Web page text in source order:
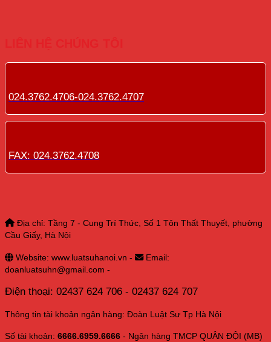
024.3762.4706-024.3762.4707
FAX: 024.3762.4708
Địa chỉ: Tầng 7 - Cung Trí Thức, Số 1 Tôn Thất Thuyết, phường
Cầu Giấy, Hà Nội
Website: www.luatsuhanoi.vn -
Email:
doanluatsuhn@gmail.com -
Điện thoại: 02437 624 706 - 02437 624 707
Thông tin tài khoản ngân hàng: Đoàn Luật Sư Tp Hà Nội
Số tài khoản: 6666.6959.6666 - Ngân hàng TMCP QUÂN ĐỘI (MB)